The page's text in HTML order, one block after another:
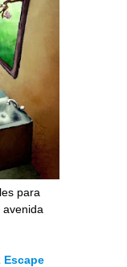
para
Escape